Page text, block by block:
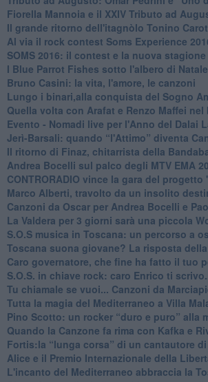
​Fiorella Mannoia e il XXIV Tributo ad
Il grande ritorno dell'itagnòlo Tonino
​Al via il rock contest Soms Experience
​SOMS 2016: il contest e la nuova
I Blue Parrot Fishes sotto l'albero di Natale
Bruno Casini: la vita, l'amore, le canzoni
​Lungo i binari,alla conquista del Sogno
​Quella volta con Arafat e Renzo Maffei nel
​Evento - Nomadi live per l'Anno del Dalai
Jerì-Barsali: quando “l'Attimo” diventa
Il ritorno di Finaz, chitarrista della
Andrea Bocelli sul palco degli MTV EMA
CONTRORADIO vince la gara del
Marco Alberti, travolto da un insolito
Canzoni da Oscar per Andrea Bocelli e
La Valdera per 3 giorni sarà una piccola
S.O.S musica in Toscana: un percorso a
​Toscana suona giovane? La risposta
Caro governatore, che fine ha fatto il tuo
S.O.S. in chiave rock: caro Enrico ti
Tu chiamale se vuoi... Canzoni da
​Tutta la magia del Mediterraneo a Villa
​Pino Scotto: un rocker “duro e puro” alla
​Quando la Canzone fa rima con Kafka e
​Fortis:la “lunga corsa” di un cantautore di
Alice e il Premio Internazionale della
​L'incanto del Mediterraneo abbraccia la